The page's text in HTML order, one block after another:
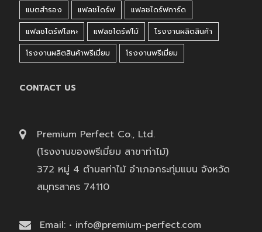
แบตสำรอง
แฟลชไดร์ฟ
แฟลชไดร์ฟการ์ด
แฟลชไดร์ฟโลหะ
แฟลชไดร์ฟไม้
โรงงานผลิตสินค้า
โรงงานผลิตสินค้าพรีเมี่ยม
โรงงานพรีเมี่ยม
CONTACT US
Premium Perfect Co., Ltd.
(โรงงานของพรีเมี่ยม สาขาท่าไม้)
372 หมู่ 4 ตำบลท่าไม้ อำเภอกระทุ่มแบน จังหวัด
สมุทรสาคร 74110
Email: • info@premium-perfect.com